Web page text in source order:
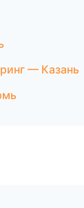
— Казань